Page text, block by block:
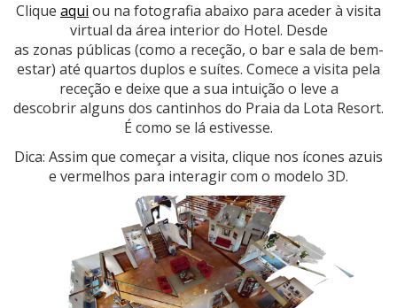
Clique aqui ou na fotografia abaixo para aceder à visita
virtual da área interior do Hotel. Desde
as zonas públicas (como a receção, o bar e sala de bem-
estar) até quartos duplos e suítes. Comece a visita pela
receção e deixe que a sua intuição o leve a
descobrir alguns dos cantinhos do Praia da Lota Resort.
É como se lá estivesse.
Dica: Assim que começar a visita, clique nos ícones azuis
e vermelhos para interagir com o modelo 3D.